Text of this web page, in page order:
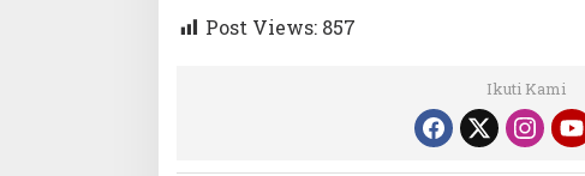
Post Views: 857
Ikuti Kami